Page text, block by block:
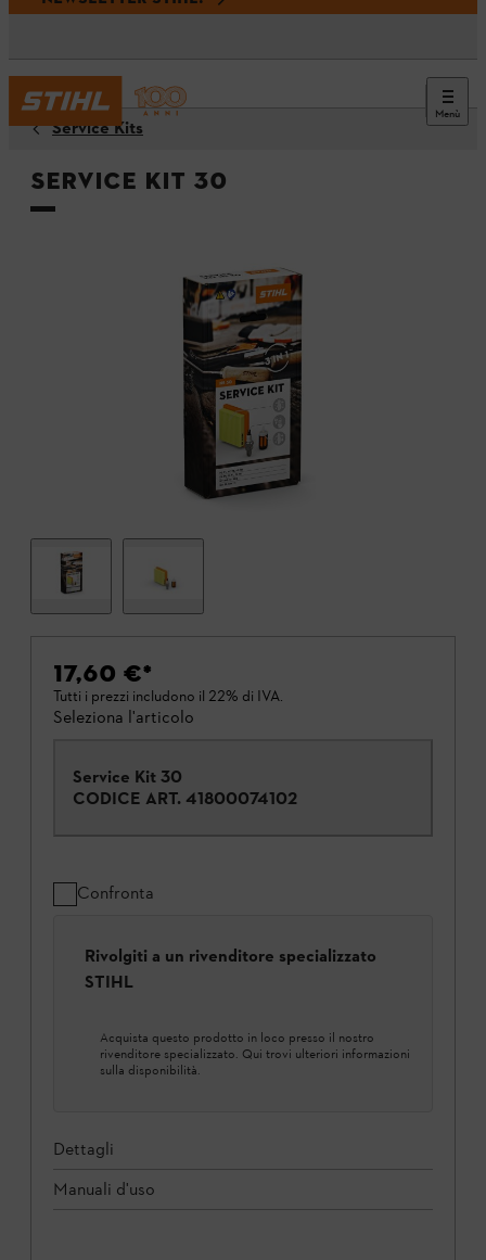
Menù
Service Kits
Service Kit 30
17,60 €*
Tutti i prezzi includono il 22% di IVA.
Seleziona l'articolo
Service Kit 30
CODICE ART. 41800074102
Confronta
Rivolgiti a un rivenditore specializzato
STIHL
Acquista questo prodotto in loco presso il nostro
rivenditore specializzato. Qui trovi ulteriori informazioni
sulla disponibilità.
Dettagli
Manuali d'uso